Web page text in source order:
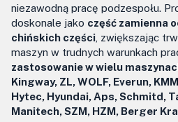
niezawodną pracę podzespołu.
doskonale jako część zamienna
chińskich części , zwiększając
maszyn w trudnych warunkach
zastosowanie w wielu
Kingway, ZL, WOLF, Everun,
Hytec, Hyundai, Aps, Schmitd,
Manitech, SZM, HZM, Berger